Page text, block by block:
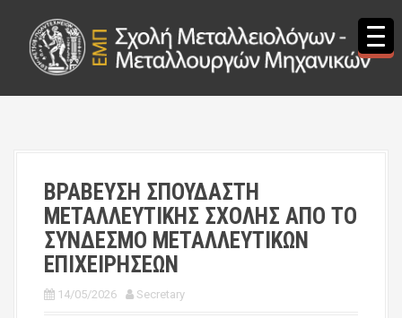
ΒΡΑΒΕΥΣΗ ΣΠΟΥΔΑΣΤΗ
ΜΕΤΑΛΛΕΥΤΙΚΗΣ ΣΧΟΛΗΣ ΑΠΟ ΤΟ
ΣΥΝΔΕΣΜΟ ΜΕΤΑΛΛΕΥΤΙΚΩΝ
ΕΠΙΧΕΙΡΗΣΕΩΝ
14/05/2026 Secretary